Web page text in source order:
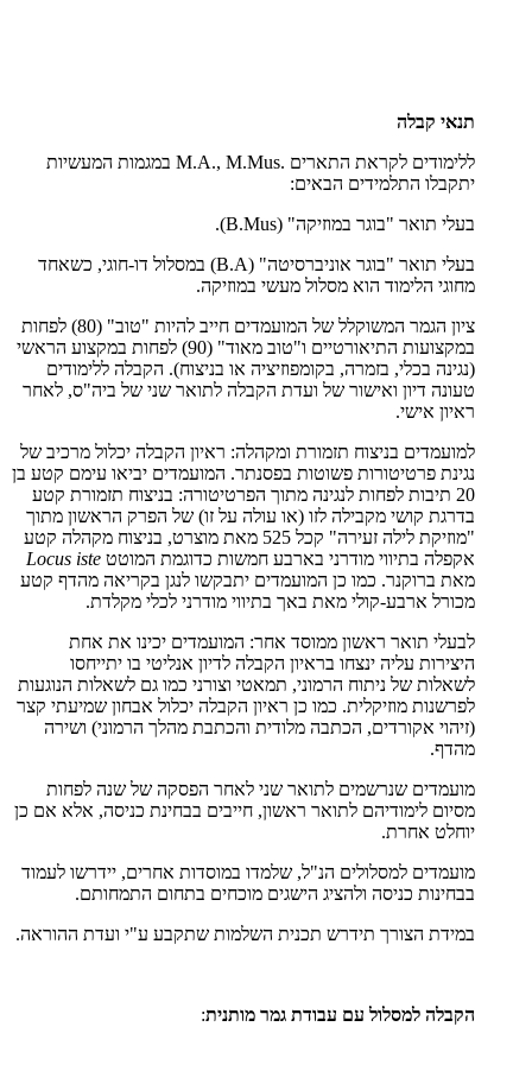
תנאי קבלה
ללימודים לקראת התארים M.A., M.Mus. במגמות המעשיות
יתקבלו התלמידים הבאים:
בעלי תואר "בוגר במוזיקה" (B.Mus
).
בעלי תואר "בוגר אוניברסיטה" (B.A) במסלול דו-חוגי, כשאחד
מחוגי הלימוד הוא מסלול מעשי במוזיקה.
ציון הגמר המשוקלל של המועמדים חייב להיות "טוב" (80) לפחות
במקצועות התיאורטיים ו"טוב מאוד" (90) לפחות במקצוע הראשי
(נגינה בכלי, בזמרה, בקומפוזיציה או בניצוח). הקבלה ללימודים
טעונה דיון ואישור של ועדת הקבלה לתואר שני של ביה"ס, לאחר
ראיון אישי.
למועמדים בניצוח תזמורת ומקהלה: ראיון הקבלה יכלול מרכיב של
נגינת פרטיטורות פשוטות בפסנתר. המועמדים יביאו עימם קטע בן
20 תיבות לפחות לנגינה מתוך הפרטיטורה: בניצוח תזמורת קטע
בדרגת קושי מקבילה לזו (או עולה על זו) של הפרק הראשון מתוך
"מוזיקת לילה זעירה" קכל 525 מאת מוצרט, בניצוח מקהלה קטע
אקפלה בתיווי מודרני בארבע חמשות כדוגמת המוטט Locus iste
מאת ברוקנר. כמו כן המועמדים יתבקשו לנגן בקריאה מהדף קטע
מכורל ארבע-קולי מאת באך בתיווי מודרני לכלי מקלדת.
לבעלי תואר ראשון ממוסד אחר: המועמדים יכינו את אחת
היצירות עליה ינצחו בראיון הקבלה לדיון אנליטי בו יתייחסו
לשאלות של ניתוח הרמוני, תמאטי וצורני כמו גם לשאלות הנוגעות
לפרשנות מוזיקלית. כמו כן ראיון הקבלה יכלול אבחון שמיעתי קצר
(זיהוי אקורדים, הכתבה מלודית והכתבת מהלך הרמוני) ושירה
מהדף.
מועמדים שנרשמים לתואר שני לאחר הפסקה של שנה לפחות
מסיום לימודיהם לתואר ראשון, חייבים בבחינת כניסה, אלא אם כן
יוחלט אחרת.
מועמדים למסלולים הנ"ל, שלמדו במוסדות אחרים, יידרשו לעמוד
בבחינות כניסה ולהציג הישגים מוכחים בתחום התמחותם.
במידת הצורך תידרש תכנית השלמות שתקבע ע"י ועדת ההוראה.
הקבלה למסלול עם עבודת גמר מותנית: